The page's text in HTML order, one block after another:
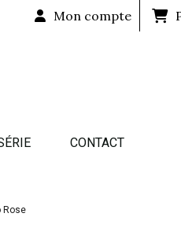
Mon compte
CONTACT
Rose